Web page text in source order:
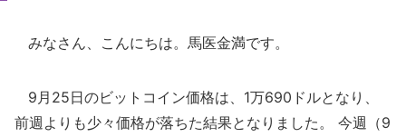
みなさん、こんにちは。馬医金満です。
9月25日のビットコイン価格は、1万690ドルとなり、
前週よりも少々価格が落ちた結果となりました。 今週（9